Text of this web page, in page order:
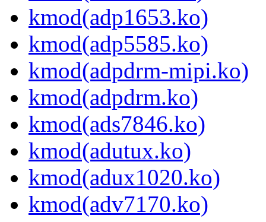
kmod(adp1653.ko)
kmod(adp5585.ko)
kmod(adpdrm-mipi.ko)
kmod(adpdrm.ko)
kmod(ads7846.ko)
kmod(adutux.ko)
kmod(adux1020.ko)
kmod(adv7170.ko)